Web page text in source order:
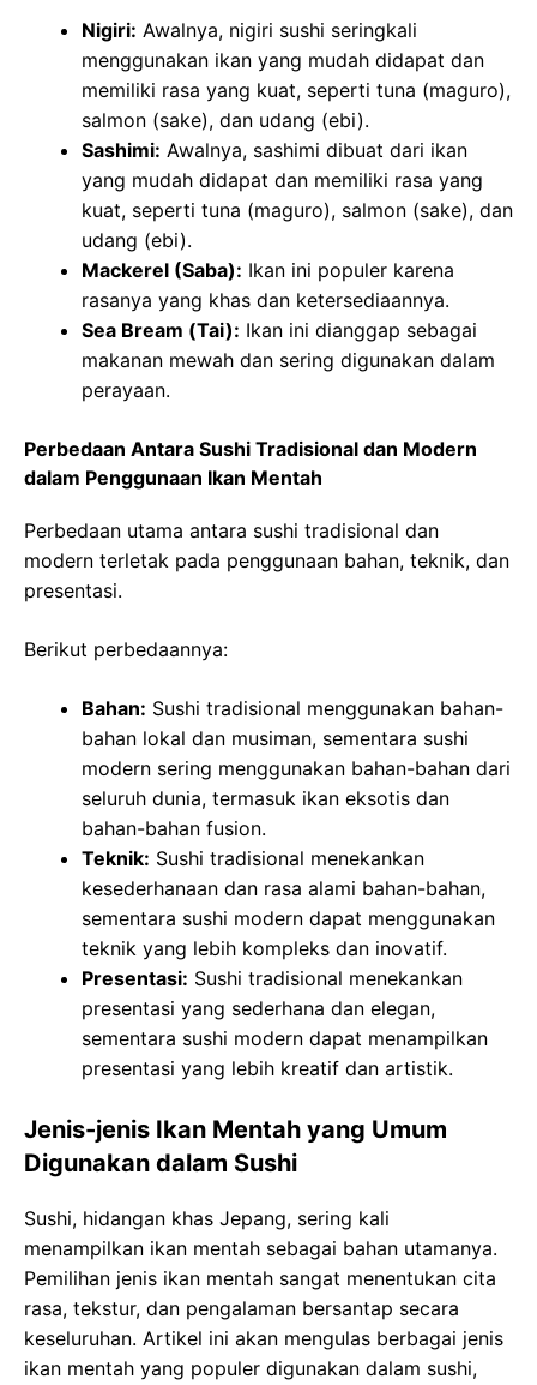
Nigiri: Awalnya, nigiri sushi seringkali
menggunakan ikan yang mudah didapat dan
memiliki rasa yang kuat, seperti tuna (maguro),
salmon (sake), dan udang (ebi).
Sashimi: Awalnya, sashimi dibuat dari ikan
yang mudah didapat dan memiliki rasa yang
kuat, seperti tuna (maguro), salmon (sake), dan
udang (ebi).
Mackerel (Saba): Ikan ini populer karena
rasanya yang khas dan ketersediaannya.
Sea Bream (Tai): Ikan ini dianggap sebagai
makanan mewah dan sering digunakan dalam
perayaan.
Perbedaan Antara Sushi Tradisional dan Modern
dalam Penggunaan Ikan Mentah
Perbedaan utama antara sushi tradisional dan
modern terletak pada penggunaan bahan, teknik, dan
presentasi.
Berikut perbedaannya:
Bahan: Sushi tradisional menggunakan bahan-
bahan lokal dan musiman, sementara sushi
modern sering menggunakan bahan-bahan dari
seluruh dunia, termasuk ikan eksotis dan
bahan-bahan fusion.
Teknik: Sushi tradisional menekankan
kesederhanaan dan rasa alami bahan-bahan,
sementara sushi modern dapat menggunakan
teknik yang lebih kompleks dan inovatif.
Presentasi: Sushi tradisional menekankan
presentasi yang sederhana dan elegan,
sementara sushi modern dapat menampilkan
presentasi yang lebih kreatif dan artistik.
Jenis-jenis Ikan Mentah yang Umum
Digunakan dalam Sushi
Sushi, hidangan khas Jepang, sering kali
menampilkan ikan mentah sebagai bahan utamanya.
Pemilihan jenis ikan mentah sangat menentukan cita
rasa, tekstur, dan pengalaman bersantap secara
keseluruhan. Artikel ini akan mengulas berbagai jenis
ikan mentah yang populer digunakan dalam sushi,